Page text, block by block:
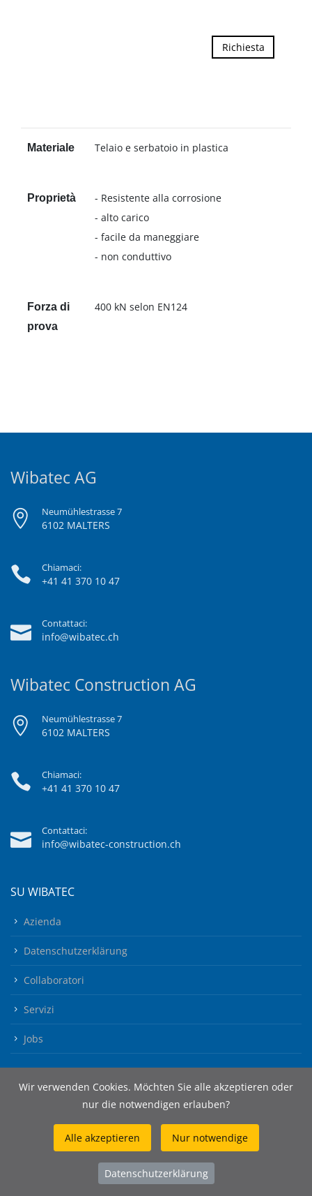
Richiesta
Materiale Telaio e serbatoio in plastica
Proprietà
- Resistente alla corrosione
- alto carico
- facile da maneggiare
- non conduttivo
Forza di
prova
400 kN selon EN124
Wibatec AG
Neumühlestrasse 7
6102 MALTERS
Chiamaci:
+41 41 370 10 47
Contattaci:
info@wibatec.ch
Wibatec Construction AG
Neumühlestrasse 7
6102 MALTERS
Chiamaci:
+41 41 370 10 47
Contattaci:
info@wibatec-construction.ch
SU WIBATEC
Azienda
Datenschutzerklärung
Collaboratori
Servizi
Jobs
© 2026 Wibatec AG
Wir verwenden Cookies. Möchten Sie alle akzeptieren oder
nur die notwendigen erlauben?
Alle akzeptieren Nur notwendige
Datenschutzerklärung